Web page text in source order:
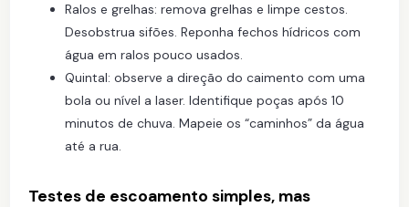
Ralos e grelhas: remova grelhas e limpe cestos.
Desobstrua sifões. Reponha fechos hídricos com
água em ralos pouco usados.
Quintal: observe a direção do caimento com uma
bola ou nível a laser. Identifique poças após 10
minutos de chuva. Mapeie os “caminhos” da água
até a rua.
Testes de escoamento simples, mas